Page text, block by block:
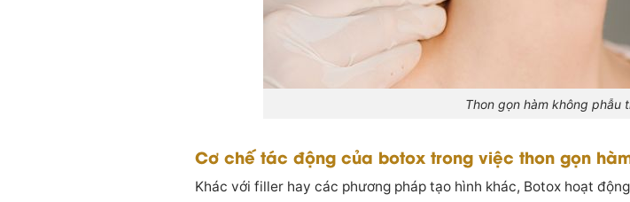
Thon gọn hàm không phẫu
Cơ chế tác động của botox trong việc thon gọn
Khác với filler hay các phương pháp tạo hình khác, Botox hoạt